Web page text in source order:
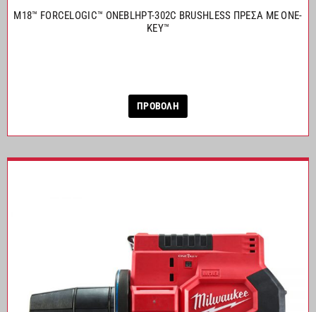
M18™ FORCELOGIC™ ONEBLHPT-302C BRUSHLESS ΠΡΕΣΑ ΜΕ ONE-
KEY™
ΠΡΟΒΟΛΗ